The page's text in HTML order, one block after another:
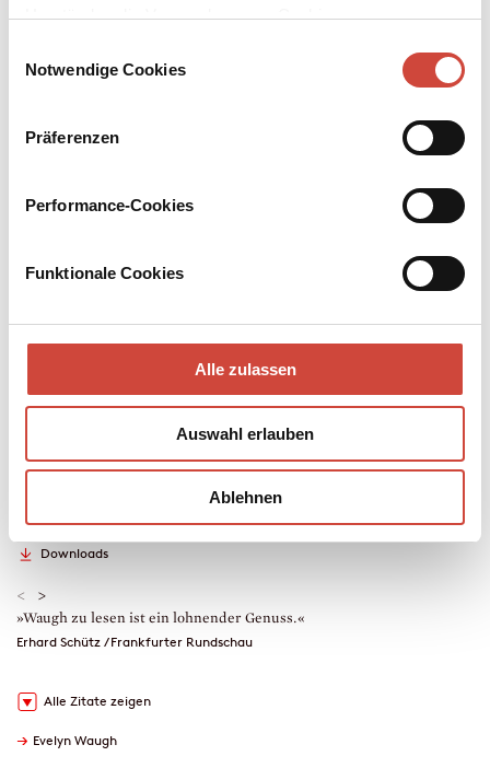
Umständen die Verwendung von Cookies von
Notwendige Cookies
Präferenzen
Performance-Cookies
Funktionale Cookies
Alle zulassen
Auswahl erlauben
Ablehnen
Gilbert Pinfolds Höllenfahrt
Kurz nach seinem fünfzigsten Geburtstag beschließt Gilbert
Schlafstörungen geplagt, dem Rat seines Hausarztes zu folgen und
eine Schiffsreise in die Tropen anzutreten. Zunächst muss Pinfold
ausbricht; und schließlich erfährt er, dass er das Opfer einer
regelrechten Verschwörung werden sol …
Mehr zum Inhalt
erschienen am 24. Februar 2016
€ (D) 9.99 / sFr 13.00* / € (A) 9.99
* unverb. Preisempfehlung
Downloads
< >
»Waugh zu lesen ist ein lohnender Genuss.«
Erhard Schütz / Frankfurter Rundschau
Alle Zitate zeigen
→ Evelyn Waugh